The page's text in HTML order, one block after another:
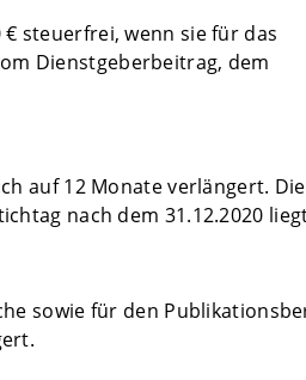
steuerfrei, wenn sie für das
Dienstgeberbeitrag, dem
auf 12 Monate verlängert. Die
nach dem 31.12.2020
sowie für den